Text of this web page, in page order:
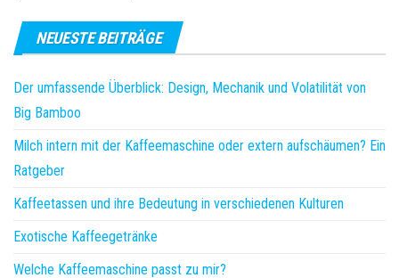
NEUESTE BEITRÄGE
Der umfassende Überblick: Design, Mechanik und Volatilität von
Big Bamboo
Milch intern mit der Kaffeemaschine oder extern aufschäumen? Ein
Ratgeber
Kaffeetassen und ihre Bedeutung in verschiedenen Kulturen
Exotische Kaffeegetränke
Welche Kaffeemaschine passt zu mir?